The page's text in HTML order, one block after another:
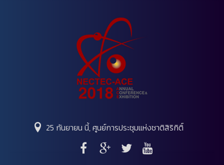
25 กันยายน นี้, ศูนย์การประชุมแห่งชาติสิริกิติ์